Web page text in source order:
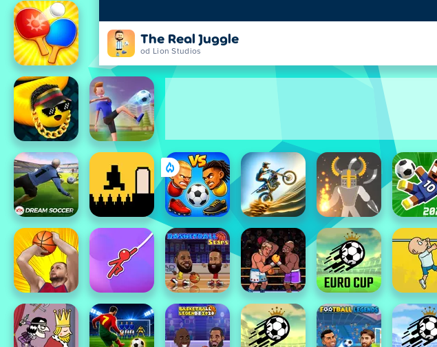
The Real Juggle
od Lion Studios